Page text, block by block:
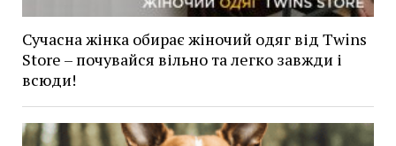
Сучасна жінка обирає жіночий одяг від Twins
Store – почувайся вільно та легко завжди і
всюди!